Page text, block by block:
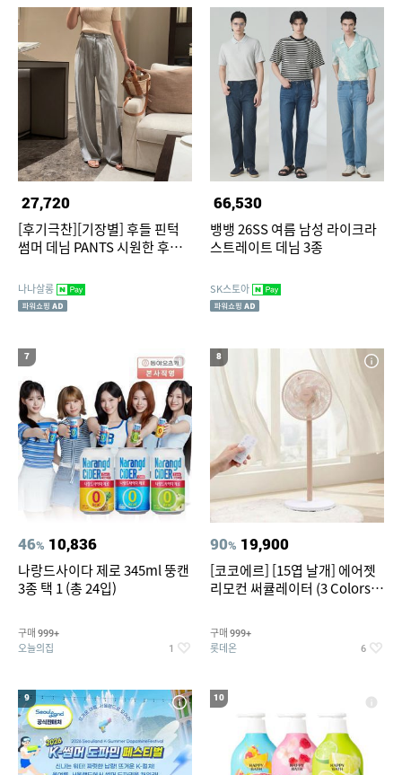
27,720
[후기극찬][기장별] 후들 핀턱
썸머 데님 PANTS 시원한 후들
나나살롱
66,530
뱅뱅 26SS 여름 남성 라이크라
스트레이트 데님 3종
SK스토아
7
46% 10,836
나랑드사이다 제로 345ml 뚱캔
3종 택 1 (총 24입)
구매 999+
오늘의집 1
8
90% 19,900
[코코에르] [15엽 날개] 에어젯
리모컨 써큘레이터 (3 Colors
구매 999+
롯데온 6
9 10